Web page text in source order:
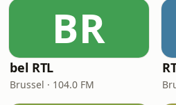
BR
bel RTL
Brussel · 104.0 FM